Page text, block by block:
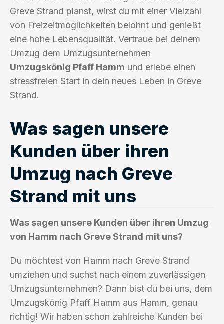
Greve Strand planst, wirst du mit einer Vielzahl
von Freizeitmöglichkeiten belohnt und genießt
eine hohe Lebensqualität. Vertraue bei deinem
Umzug dem Umzugsunternehmen
Umzugskönig Pfaff Hamm und erlebe einen
stressfreien Start in dein neues Leben in Greve
Strand.
Was sagen unsere
Kunden über ihren
Umzug nach Greve
Strand mit uns
Was sagen unsere Kunden über ihren Umzug
von Hamm nach Greve Strand mit uns?
Du möchtest von Hamm nach Greve Strand
umziehen und suchst nach einem zuverlässigen
Umzugsunternehmen? Dann bist du bei uns, dem
Umzugskönig Pfaff Hamm aus Hamm, genau
richtig! Wir haben schon zahlreiche Kunden bei